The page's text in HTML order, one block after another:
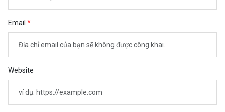
Email
Website